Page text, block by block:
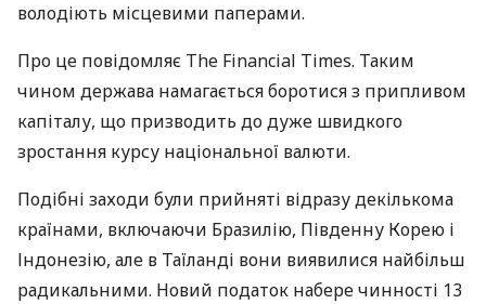
володіють місцевими паперами.
Про це повідомляє The Financial Times. Таким
чином держава намагається боротися з припливом
капіталу, що призводить до дуже швидкого
зростання курсу національної валюти.
Подібні заходи були прийняті відразу декількома
країнами, включаючи Бразилію, Південну Корею і
Індонезію, але в Таїланді вони виявилися найбільш
радикальними. Новий податок набере чинності 13